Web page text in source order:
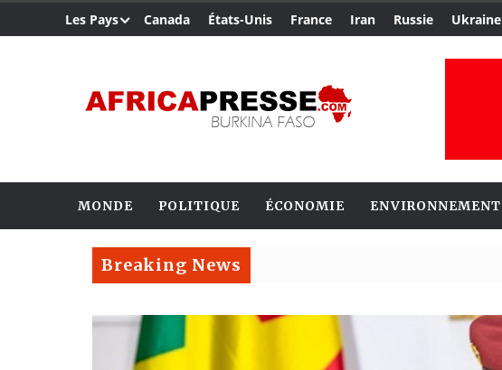
Les Pays Canada États-Unis France Iran Russie Ukraine
MONDE POLITIQUE ÉCONOMIE ENVIRONNEMENT
Breaking News